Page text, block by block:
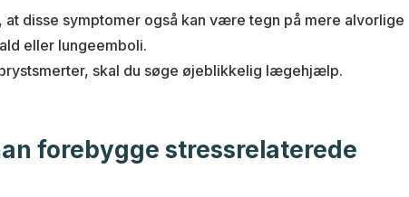
disse symptomer også kan være tegn på mere alvorlige
eller lungeemboli.
skal du søge øjeblikkelig lægehjælp.
forebygge stressrelaterede